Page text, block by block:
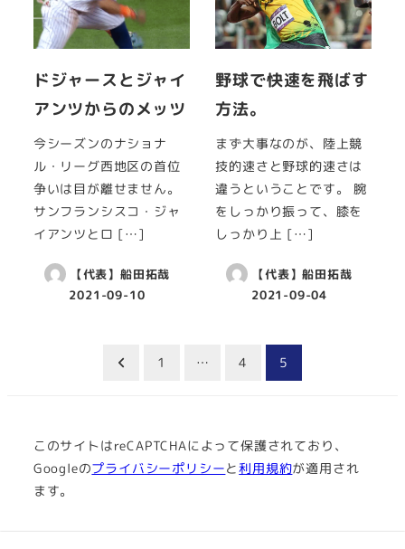
ドジャースとジャイ
アンツからのメッツ
今シーズンのナショナ
ル・リーグ西地区の首位
争いは目が離せません。
サンフランシスコ・ジャ
イアンツとロ […]
【代表】船田拓哉
2021-09-10
野球で快速を飛ばす
方法。
まず大事なのが、陸上競
技的速さと野球的速さは
違うということです。 腕
をしっかり振って、膝を
しっかり上 […]
【代表】船田拓哉
2021-09-04
の
ペ
1 … 4 5
このサイトはreCAPTCHAによって保護されており、
Googleのプライバシーポリシーと利用規約が適用され
ます。